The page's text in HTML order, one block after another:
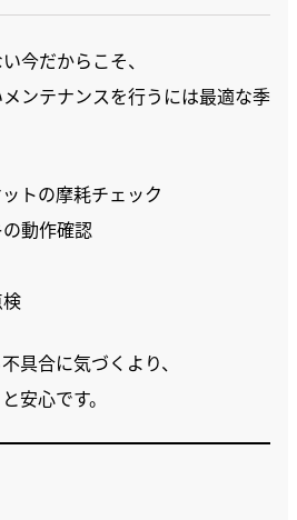
今だからこそ、
ンテナンスを行うには最適な季
トの摩耗チェック
動作確認
具合に気づくより、
安心です。